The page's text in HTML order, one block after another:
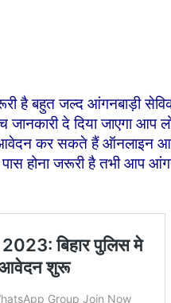
बहुत जल्द आंगनबाड़ी सेविका
जानकारी दे दिया जाएगा आप
आवेदन कर सकते हैं ऑनलाइन
होना जरूरी है तभी आप